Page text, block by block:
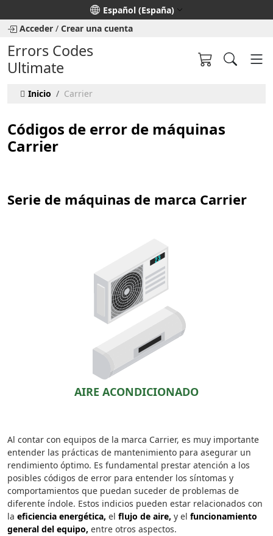
Seleccione su idioma
Español (España)
Acceder / Crear una cuenta
Errors Codes
Ultimate
Inicio Carrier
Códigos de error de máquinas
Carrier
Serie de máquinas de marca Carrier
AIRE ACONDICIONADO
Al contar con equipos de la marca Carrier, es muy importante
entender las prácticas de mantenimiento para asegurar un
rendimiento óptimo. Es fundamental prestar atención a los
posibles códigos de error para entender los síntomas y
comportamientos que puedan suceder de problemas de
diferente índole. Estos indicios pueden estar relacionados con
la eficiencia energética, el flujo de aire, y el funcionamiento
general del equipo, entre otros aspectos.